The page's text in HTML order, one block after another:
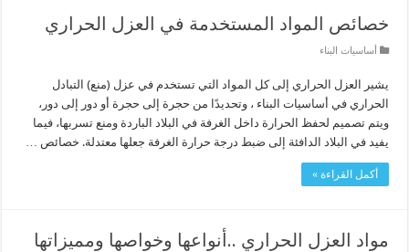
خصائص المواد المستخدمة في العزل الحراري
أساسيات البناء
يشير العزل الحراري إلى كل المواد التي تستخدم في عزل (منع) التبادل
الحراري في أساسيات البناء ، وتحديدًا من حجرة إلى حجرة أو دور إلى دور،
ويتم تصميم لحفظ الحرارة داخل الغرفة في البلاد الباردة ومنع تسربها، فيما
يفيد في البلاد الدافئة إلى ضبط درجة حرارة الغرفة جعلها معتدلة. خصائص …
أكمل القراءة »
مواد العزل الحراري ..أنواعها وخواصها ومميزاتها